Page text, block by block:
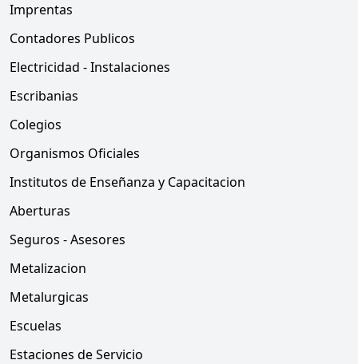
Imprentas
Contadores Publicos
Electricidad - Instalaciones
Escribanias
Colegios
Organismos Oficiales
Institutos de Enseñanza y Capacitacion
Aberturas
Seguros - Asesores
Metalizacion
Metalurgicas
Escuelas
Estaciones de Servicio